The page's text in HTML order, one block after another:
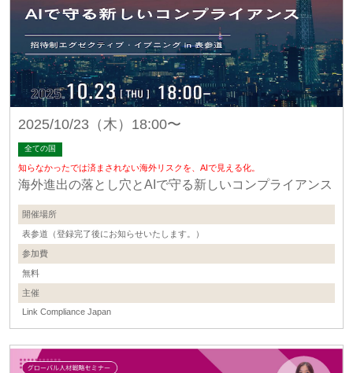
2025/10/23（木）18:00〜
全ての国
知らなかったでは済まされない海外リスクを、AIで見える化。
海外進出の落とし穴とAIで守る新しいコンプライアンス
開催場所
表参道（登録完了後にお知らせいたします。）
参加費
無料
主催
Link Compliance Japan